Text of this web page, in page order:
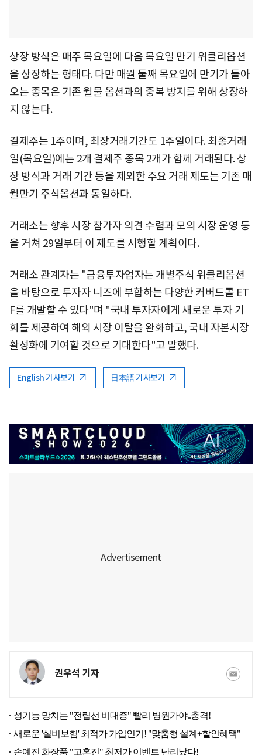
상장 방식은 매주 목요일에 다음 목요일 만기 위클리옵션
을 상장하는 형태다. 다만 매월 둘째 목요일에 만기가 돌아
오는 종목은 기존 월물 옵션과의 중복 방지를 위해 상장하
지 않는다.
결제주는 1주이며, 최장거래기간도 1주일이다. 최종거래
일(목요일)에는 2개 결제주 종목 2개가 함께 거래된다. 상
장 방식과 거래 기간 등을 제외한 주요 거래 제도는 기존 매
월만기 주식옵션과 동일하다.
거래소는 향후 시장 참가자 의견 수렴과 모의 시장 운영 등
을 거쳐 29일부터 이 제도를 시행할 계획이다.
거래소 관계자는 "금융투자업자는 개별주식 위클리옵션
을 바탕으로 투자자 니즈에 부합하는 다양한 커버드콜 ET
F를 개발할 수 있다"며 "국내 투자자에게 새로운 투자 기
회를 제공하여 해외 시장 이탈을 완화하고, 국내 자본시장
활성화에 기여할 것으로 기대한다"고 말했다.
English 기사보기 日本語 기사보기
권우석 기자